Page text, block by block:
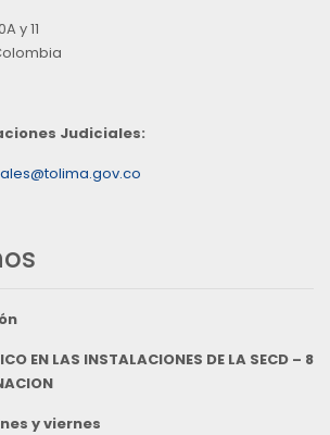
y 11
Judiciales:
EN LAS INSTALACIONES DE LA SECD – 8
y viernes